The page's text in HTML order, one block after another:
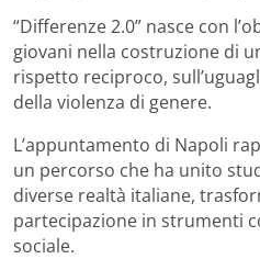
“Differenze 2.0” nasce con
giovani nella costruzione di
rispetto reciproco,
della violenza di genere.
L’appuntamento di Napoli
un percorso che ha unito
diverse realtà italiane,
partecipazione in strumenti
sociale.